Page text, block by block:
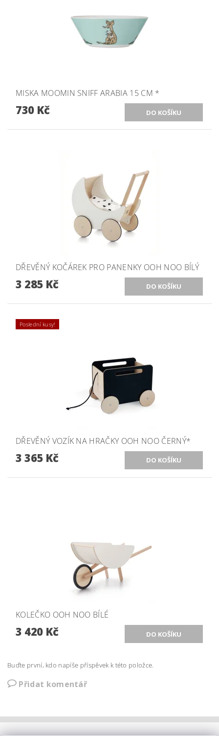
MISKA MOOMIN SNIFF ARABIA 15 CM *
730 Kč
DŘEVĚNÝ KOČÁREK PRO PANENKY OOH NOO BÍLÝ
3 285 Kč
Poslední kusy!
DŘEVĚNÝ VOZÍK NA HRAČKY OOH NOO ČERNÝ*
3 365 Kč
KOLEČKO OOH NOO BÍLÉ
3 420 Kč
Buďte první, kdo napíše příspěvek k této položce.
Přidat komentář